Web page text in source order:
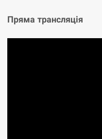
Пряма трансляція